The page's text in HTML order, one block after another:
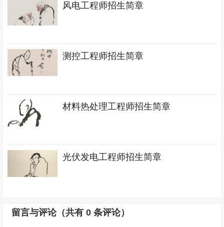
风电工程师招生简章
测控工程师招生简章
材料热处理工程师招生简章
光伏发电工程师招生简章
留言与评论（共有0 条评论）